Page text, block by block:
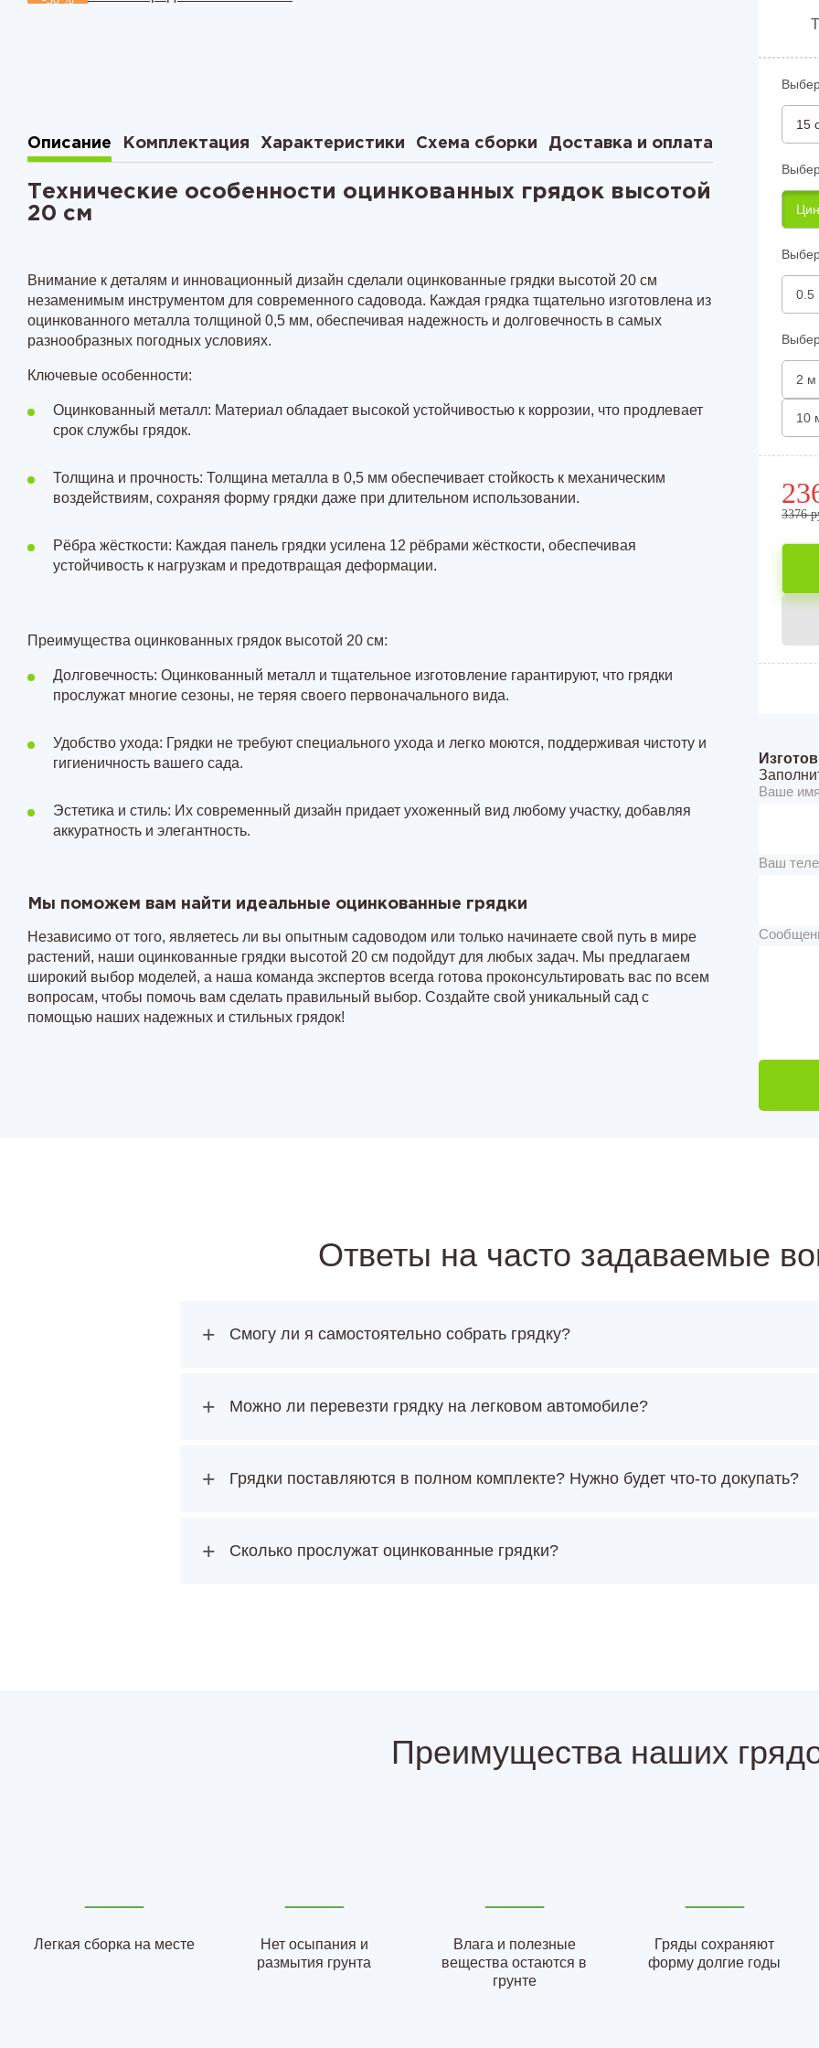
Описание Комплектация Характеристики Схема сборки Доставка и оплата
Технические особенности оцинкованных грядок высотой
20 см
Внимание к деталям и инновационный дизайн сделали оцинкованные грядки высотой 20 см
незаменимым инструментом для современного садовода. Каждая грядка тщательно изготовлена из
оцинкованного металла толщиной 0,5 мм, обеспечивая надежность и долговечность в самых
разнообразных погодных условиях.
Ключевые особенности:
Оцинкованный металл: Материал обладает высокой устойчивостью к коррозии, что продлевает
срок службы грядок.
Толщина и прочность: Толщина металла в 0,5 мм обеспечивает стойкость к механическим
воздействиям, сохраняя форму грядки даже при длительном использовании.
Рёбра жёсткости: Каждая панель грядки усилена 12 рёбрами жёсткости, обеспечивая
устойчивость к нагрузкам и предотвращая деформации.
Преимущества оцинкованных грядок высотой 20 см:
Долговечность: Оцинкованный металл и тщательное изготовление гарантируют, что грядки
прослужат многие сезоны, не теряя своего первоначального вида.
Удобство ухода: Грядки не требуют специального ухода и легко моются, поддерживая чистоту и
гигиеничность вашего сада.
Эстетика и стиль: Их современный дизайн придает ухоженный вид любому участку, добавляя
аккуратность и элегантность.
Мы поможем вам найти идеальные оцинкованные грядки
Независимо от того, являетесь ли вы опытным садоводом или только начинаете свой путь в мире
растений, наши оцинкованные грядки высотой 20 см подойдут для любых задач. Мы предлагаем
широкий выбор моделей, а наша команда экспертов всегда готова проконсультировать вас по всем
вопросам, чтобы помочь вам сделать правильный выбор. Создайте свой уникальный сад с
помощью наших надежных и стильных грядок!
15
0.5
2 м
10
3376
Ваше
Ваш
Ответы на часто задаваемые
+ Смогу ли я самостоятельно собрать грядку?
+ Можно ли перевезти грядку на легковом автомобиле?
+ Грядки поставляются в полном комплекте? Нужно будет что-то докупать?
+ Сколько прослужат оцинкованные грядки?
Преимущества наших
Легкая сборка на месте
Нет осыпания и
размытия грунта
Влага и полезные
вещества остаются в
грунте
Гряды сохраняют
форму долгие годы